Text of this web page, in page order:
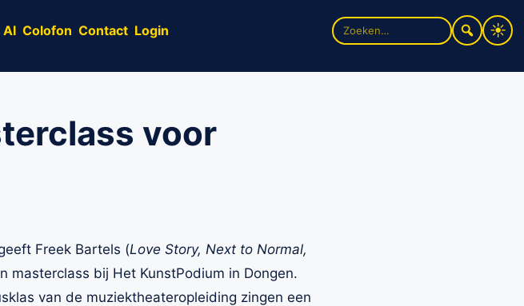
AI Colofon Contact Login
Zoek
naar:
voor
Freek Bartels (Love Story, Next to Normal,
masterclass bij Het KunstPodium in Dongen.
van de muziektheateropleiding zingen een